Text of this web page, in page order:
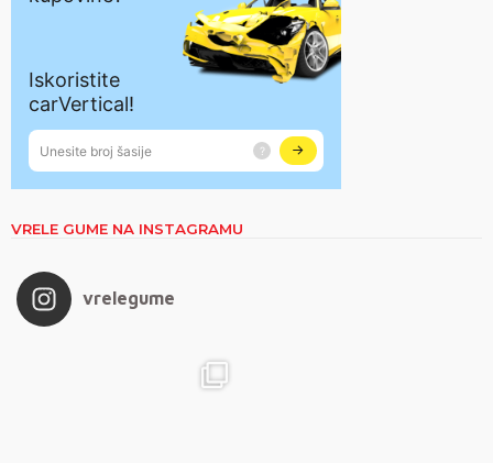
VRELE GUME NA INSTAGRAMU
vrelegume